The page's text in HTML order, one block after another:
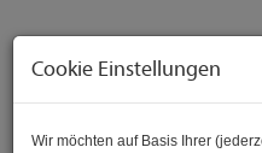
Cookie Einstellungen
Wir möchten auf Basis Ihrer